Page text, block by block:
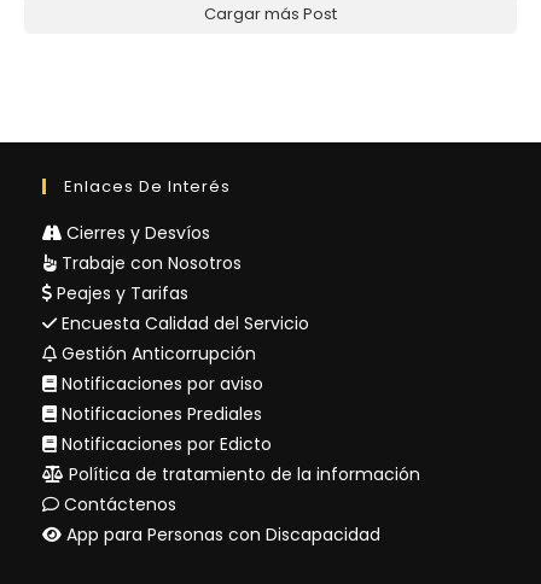
Cargar más Post
Enlaces De Interés
Cierres y Desvíos
Trabaje con Nosotros
Peajes y Tarifas
Encuesta Calidad del Servicio
Gestión Anticorrupción
Notificaciones por aviso
Notificaciones Prediales
Notificaciones por Edicto
Política de tratamiento de la información
Contáctenos
App para Personas con Discapacidad